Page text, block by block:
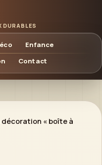
DURABLES
Enfance
Contact
décoration « boîte à